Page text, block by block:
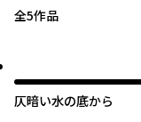
全5作品
仄暗い水の底から